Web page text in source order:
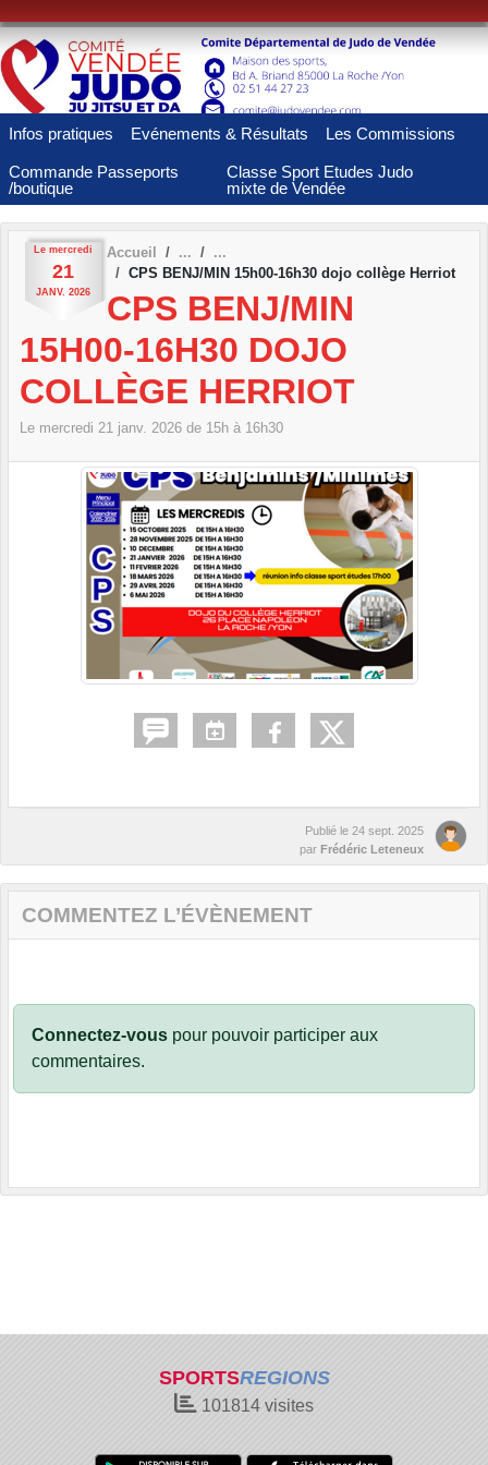
Infos pratiques Evénements & Résultats Les Commissions
Commande Passeports
/boutique
Classe Sport Etudes Judo
mixte de Vendée
Le mercredi
21
JANV. 2026
Accueil
CPS BENJ/MIN 15h00-16h30 dojo collège Herriot
CPS BENJ/MIN
15H00-16H30 DOJO
COLLÈGE HERRIOT
Le mercredi 21 janv. 2026 de 15h à 16h30
Publié le 24 sept. 2025
par Frédéric Leteneux
COMMENTEZ L’ÉVÈNEMENT
Connectez-vous pour pouvoir participer aux
commentaires.
SPORTSREGIONS
101814 visites